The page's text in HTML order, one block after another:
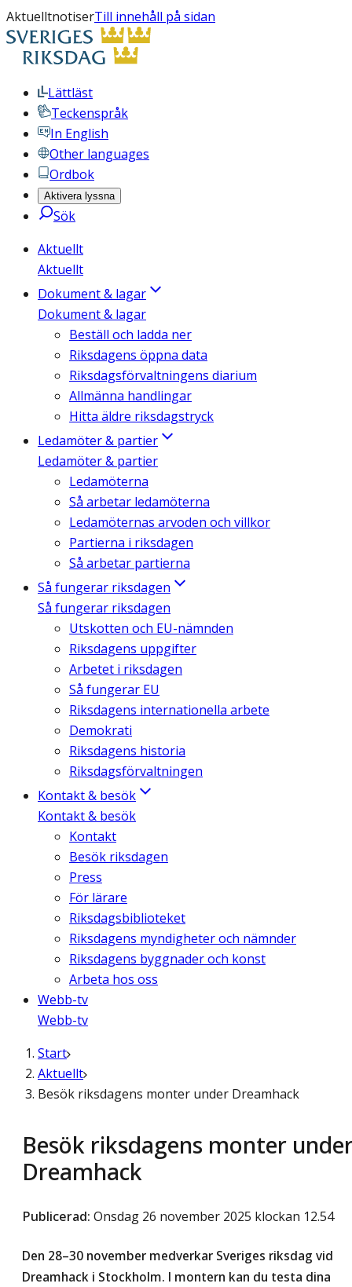
AktuelltnotiserTill innehåll på sidan
Lättläst
Teckenspråk
In English
Other languages
Ordbok
Aktivera lyssna
Sök
Aktuellt
Aktuellt
Dokument & lagar
Dokument & lagar
Beställ och ladda ner
Riksdagens öppna data
Riksdagsförvaltningens diarium
Allmänna handlingar
Hitta äldre riksdagstryck
Ledamöter & partier
Ledamöter & partier
Ledamöterna
Så arbetar ledamöterna
Ledamöternas arvoden och villkor
Partierna i riksdagen
Så arbetar partierna
Så fungerar riksdagen
Så fungerar riksdagen
Utskotten och EU-nämnden
Riksdagens uppgifter
Arbetet i riksdagen
Så fungerar EU
Riksdagens internationella arbete
Demokrati
Riksdagens historia
Riksdagsförvaltningen
Kontakt & besök
Kontakt & besök
Kontakt
Besök riksdagen
Press
För lärare
Riksdagsbiblioteket
Riksdagens myndigheter och nämnder
Riksdagens byggnader och konst
Arbeta hos oss
Webb-tv
Webb-tv
Start
Aktuellt
Besök riksdagens monter under Dreamhack
Besök riksdagens monter
Dreamhack
Publicerad: Onsdag 26 november 2025 klockan 12.54
Den 28–30 november medverkar Sveriges riksdag vid
Dreamhack i Stockholm. I montern kan du testa dina